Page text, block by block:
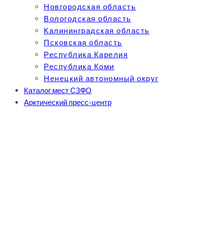
Новгородская область
Вологодская область
Калининградская область
Псковская область
Республика Карелия
Республика Коми
Ненецкий автономный округ
Каталог мест СЗФО
Арктический пресс-центр